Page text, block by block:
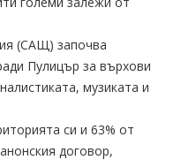
(САЩ) започва
Пулицър за върхови
музиката и
си и 63% от
договор,